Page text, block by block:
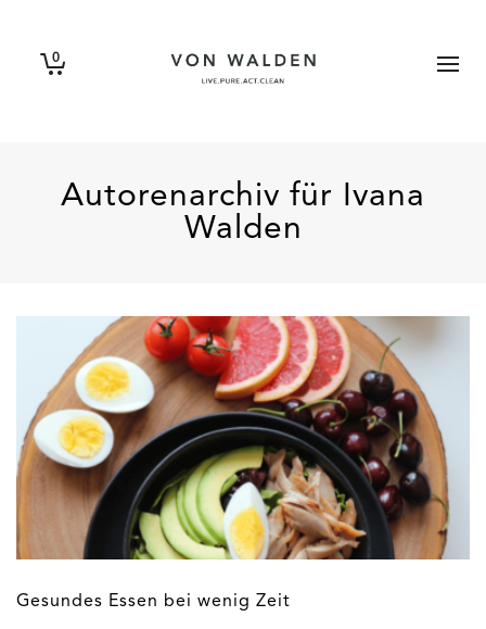
0
Autorenarchiv für Ivana
Walden
Gesundes Essen bei wenig Zeit